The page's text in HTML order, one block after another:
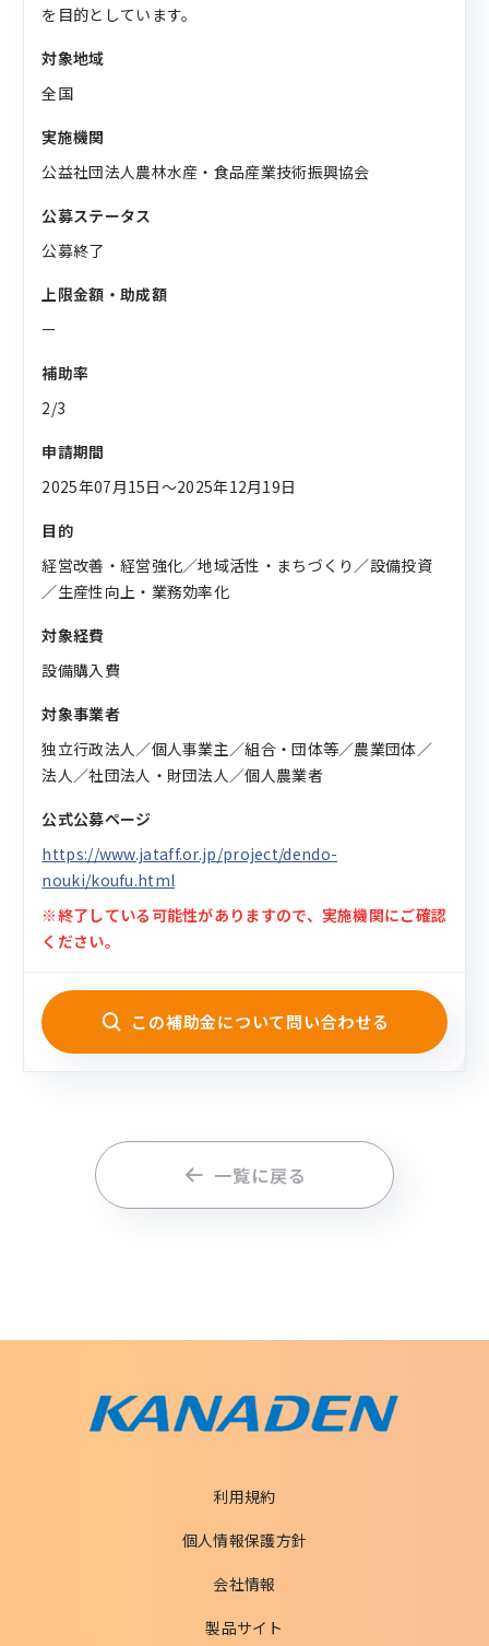
を目的としています。
対象地域
全国
実施機関
公益社団法人農林水産・食品産業技術振興協会
公募ステータス
公募終了
上限金額・助成額
ー
補助率
2/3
申請期間
2025年07月15日〜2025年12月19日
目的
経営改善・経営強化／地域活性・まちづくり／設備投資
／生産性向上・業務効率化
対象経費
設備購入費
対象事業者
独立行政法人／個人事業主／組合・団体等／農業団体／
法人／社団法人・財団法人／個人農業者
公式公募ページ
https://www.jataff.or.jp/project/dendo-
nouki/koufu.html
※終了している可能性がありますので、実施機関にご確認
ください。
この補助金について問い合わせる
一覧に戻る
利用規約
個人情報保護方針
会社情報
製品サイト